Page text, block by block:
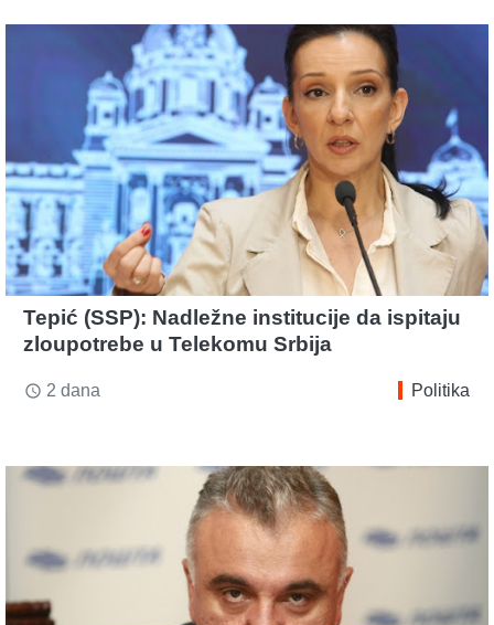
Tepić (SSP): Nadležne institucije da ispitaju
zloupotrebe u Telekomu Srbija
access_time 2 dana Politika